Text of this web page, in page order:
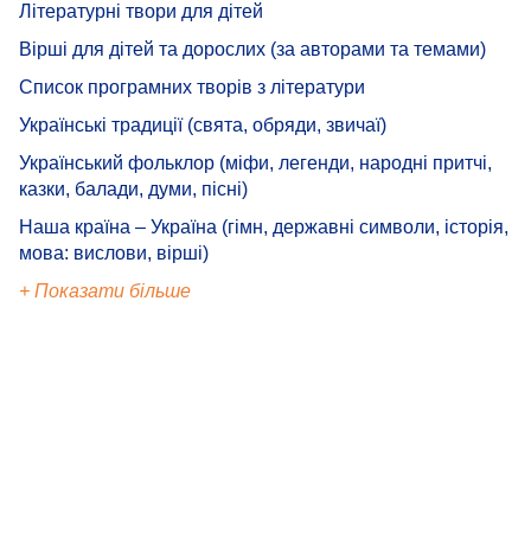
Літературні твори для дітей
Вірші для дітей та дорослих (за авторами та темами)
Список програмних творів з літератури
Українські традиції (свята, обряди, звичаї)
Український фольклор (міфи, легенди, народні притчі,
казки, балади, думи, пісні)
Наша країна – Україна (гімн, державні символи, історія,
мова: вислови, вірші)
+ Показати більше